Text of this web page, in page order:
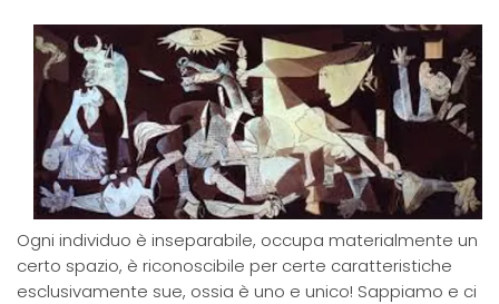
Ogni individuo è inseparabile, occupa materialmente un
certo spazio, è riconoscibile per certe caratteristiche
esclusivamente sue, ossia è uno e unico! Sappiamo e ci